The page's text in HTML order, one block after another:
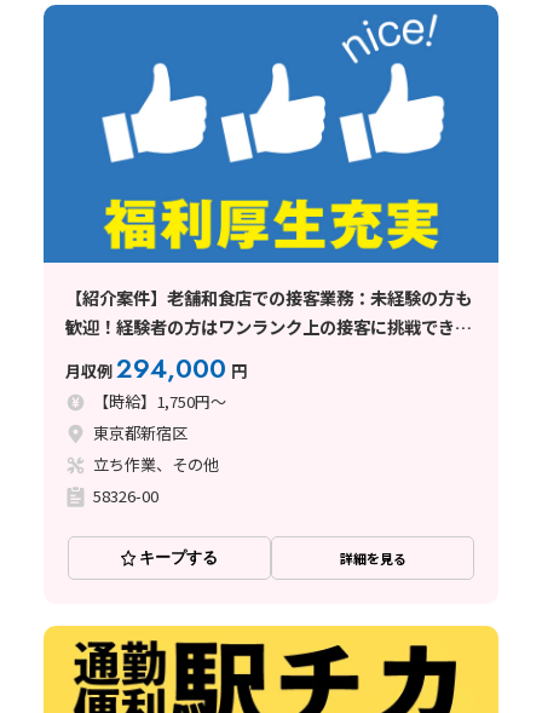
【紹介案件】老舗和食店での接客業務：未経験の方も
歓迎！経験者の方はワンランク上の接客に挑戦できま
月収例294,000 円
【時給】1,750円～
東京都新宿区
立ち作業、その他
58326-00
キープする 詳細を見る